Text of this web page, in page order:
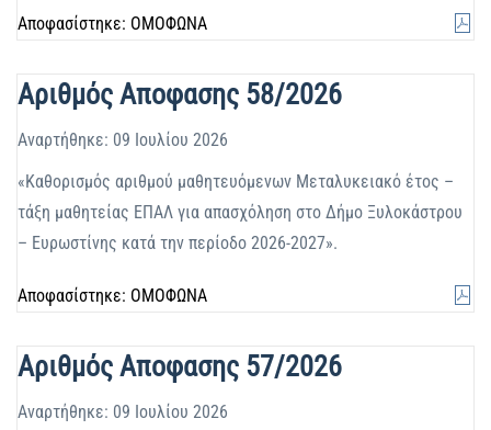
Αποφασίστηκε: ΟΜΟΦΩΝΑ
Αριθμός Αποφασης 58/2026
Αναρτήθηκε: 09 Ιουλίου 2026
«Καθορισμός αριθμού μαθητευόμενων Μεταλυκειακό έτος –
τάξη μαθητείας ΕΠΑΛ για απασχόληση στο Δήμο Ξυλοκάστρου
– Ευρωστίνης κατά την περίοδο 2026-2027».
Αποφασίστηκε: ΟΜΟΦΩΝΑ
Αριθμός Αποφασης 57/2026
Αναρτήθηκε: 09 Ιουλίου 2026